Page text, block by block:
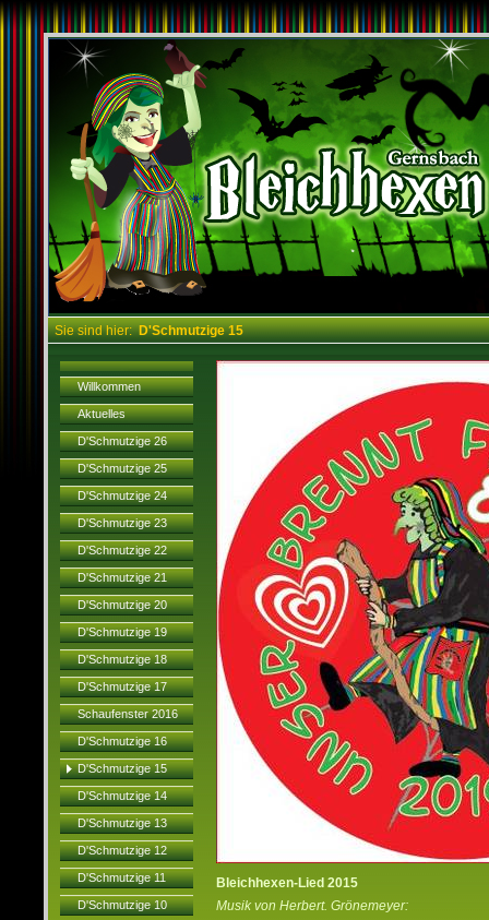
Sie sind hier:D'Schmutzige 15
Willkommen
Aktuelles
D'Schmutzige 26
D'Schmutzige 25
D'Schmutzige 24
D'Schmutzige 23
D'Schmutzige 22
D'Schmutzige 21
D'Schmutzige 20
D'Schmutzige 19
D'Schmutzige 18
D'Schmutzige 17
Schaufenster 2016
D'Schmutzige 16
D'Schmutzige 15
D'Schmutzige 14
D'Schmutzige 13
D'Schmutzige 12
D'Schmutzige 11
D'Schmutzige 10
Bleichhexen-Lied 2015
Musik von Herbert. Grönemeyer: